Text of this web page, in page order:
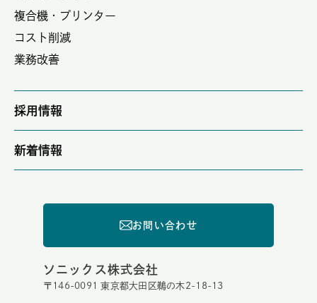
複合機・プリンター
コスト削減
業務改善
採用情報
新着情報
お問い合わせ
ソニックス株式会社
〒146-0091 東京都大田区鵜の木2-18-13